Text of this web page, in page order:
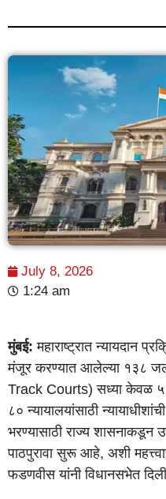
July 8, 2026
1:24 am
मुंबई: महाराष्ट्रात न्यायदान
मंजूर करण्यात आलेल्या १३८
Track Courts) सध्या केवळ ५८
८० न्यायालयांसाठी
भरण्यासाठी राज्य शासनाकडून
पाठपुरावा सुरू आहे, अशी
फडणवीस यांनी विधानसभेत